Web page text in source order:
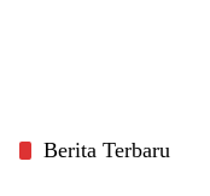
Berita Terbaru